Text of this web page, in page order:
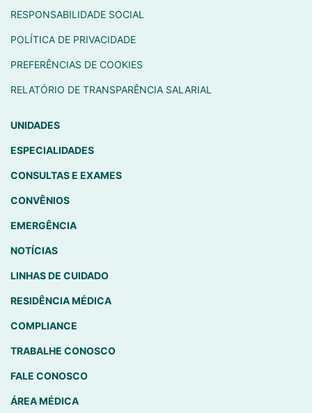
RESPONSABILIDADE SOCIAL
POLÍTICA DE PRIVACIDADE
PREFERÊNCIAS DE COOKIES
RELATÓRIO DE TRANSPARÊNCIA SALARIAL
UNIDADES
ESPECIALIDADES
CONSULTAS E EXAMES
CONVÊNIOS
EMERGÊNCIA
NOTÍCIAS
LINHAS DE CUIDADO
RESIDÊNCIA MÉDICA
COMPLIANCE
TRABALHE CONOSCO
FALE CONOSCO
ÁREA MÉDICA